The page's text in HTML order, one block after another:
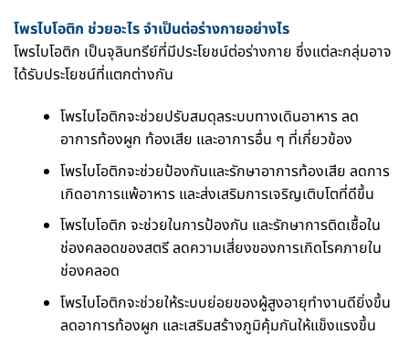
โพรไบโอติก ช่วยอะไร จำเป็นต่อร่างกายอย่างไร
โพรไบโอติก เป็นจุลินทรีย์ที่มีประโยชน์ต่อร่างกาย ซึ่งแต่ละกลุ่มอาจ
ได้รับประโยชน์ที่แตกต่างกัน
โพรไบโอติกจะช่วยปรับสมดุลระบบทางเดินอาหาร ลด
อาการท้องผูก ท้องเสีย และอาการอื่น ๆ ที่เกี่ยวข้อง
โพรไบโอติกจะช่วยป้องกันและรักษาอาการท้องเสีย ลดการ
เกิดอาการแพ้อาหาร และส่งเสริมการเจริญเติบโตที่ดีขึ้น
โพรไบโอติก จะช่วยในการป้องกัน และรักษาการติดเชื้อใน
ช่องคลอดของสตรี ลดความเสี่ยงของการเกิดโรคภายใน
ช่องคลอด
โพรไบโอติกจะช่วยให้ระบบย่อยของผู้สูงอายุทำงานดียิ่งขึ้น
ลดอาการท้องผูก และเสริมสร้างภูมิคุ้มกันให้แข็งแรงขึ้น